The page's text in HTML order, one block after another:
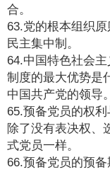
合。
63.党的根本组织原
民主集中制。
64.中国特色社会
制度的最大优势是
中国共产党的领导。
65.预备党员的权
除了没有表决权、
式党员一样。
66.预备党员的预